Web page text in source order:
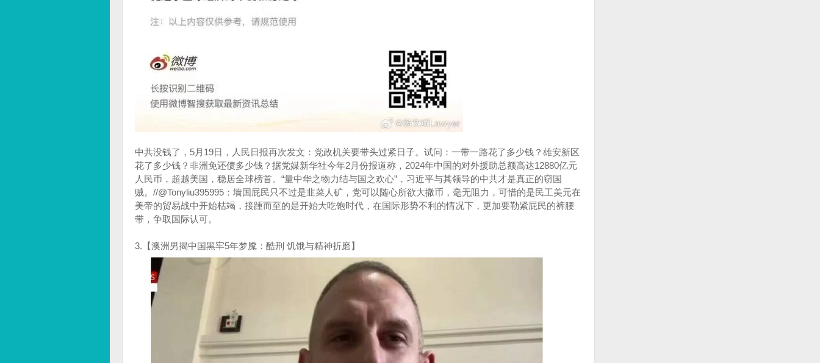
中共没钱了，5月19日，人民日报再次发文：党政机关要带头过紧日子。试问：一带一路花了多少钱？雄安新区
花了多少钱？非洲免还债多少钱？据党媒新华社今年2月份报道称，2024年中国的对外援助总额高达12880亿元
人民币，超越美国，稳居全球榜首。“量中华之物力结与国之欢心”，习近平与其领导的中共才是真正的窃国
贼。//@Tonyliu395995：墙国屁民只不过是韭菜人矿，党可以随心所欲大撒币，毫无阻力，可惜的是民工美元在
美帝的贸易战中开始枯竭，接踵而至的是开始大吃饱时代，在国际形势不利的情况下，更加要勒紧屁民的裤腰
带，争取国际认可。
3.【澳洲男揭中国黑牢5年梦魇：酷刑 饥饿与精神折磨】